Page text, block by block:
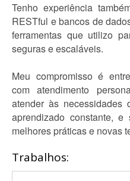
Tenho experiência
RESTful e bancos de
ferramentas que utilizo
seguras e escaláveis.
Meu compromisso é
com atendimento
atender às necessidades
aprendizado constante,
melhores práticas e novas
Trabalhos: